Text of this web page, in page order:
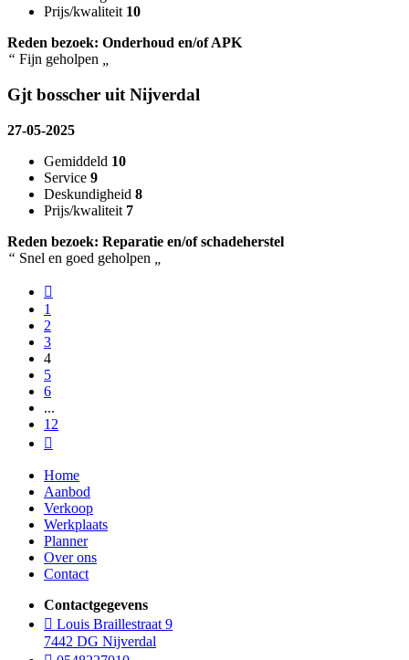
Prijs/kwaliteit 10
Reden bezoek: Onderhoud en/of APK
“ Fijn geholpen
Gjt bosscher uit Nijverdal
27-05-2025
Gemiddeld 10
Service 9
Deskundigheid 8
Prijs/kwaliteit 7
Reden bezoek: Reparatie en/of schadeherstel
“ Snel en goed geholpen
1
2
3
4
5
6
...
12
Home
Aanbod
Verkoop
Werkplaats
Planner
Over ons
Contact
Contactgegevens
Louis Braillestraat 9
7442 DG Nijverdal